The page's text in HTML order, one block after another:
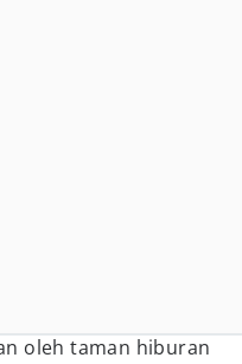
oleh taman hiburan